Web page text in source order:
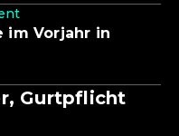
im Vorjahr in
Gurtpflicht